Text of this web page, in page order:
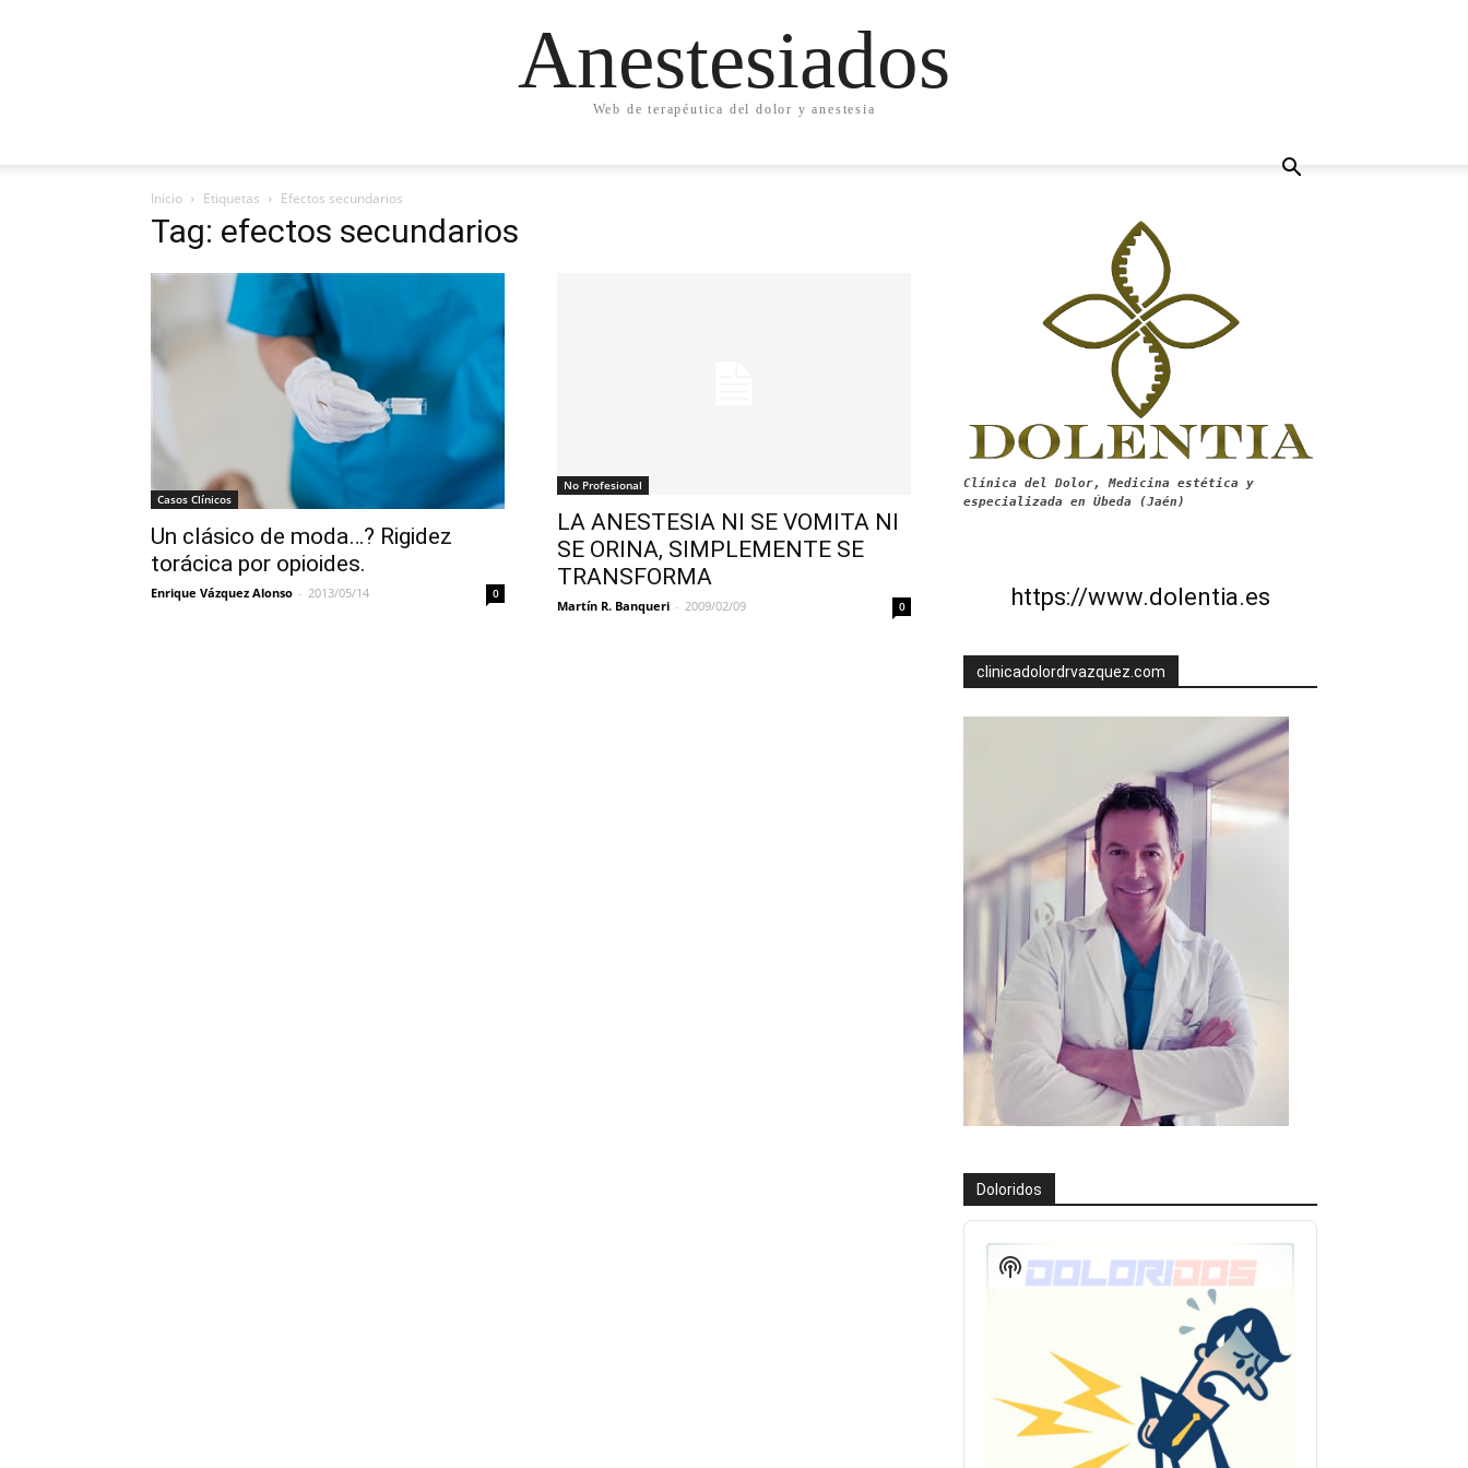
Anestesiados
Web de terapéutica del dolor y anestesia
Inicio Etiquetas Efectos secundarios
Tag: efectos secundarios
Casos Clínicos
Un clásico de moda…? Rigidez
torácica por opioides.
Enrique Vázquez Alonso - 2013/05/14 0
No Profesional
LA ANESTESIA NI SE VOMITA NI
SE ORINA, SIMPLEMENTE SE
TRANSFORMA
Martín R. Banqueri - 2009/02/09 0
Clínica del Dolor, Medicina estética y
especializada en Úbeda (Jaén)
https://www.dolentia.es
clinicadolordrvazquez.com
Doloridos
Reproductor
audioShow
Podcast